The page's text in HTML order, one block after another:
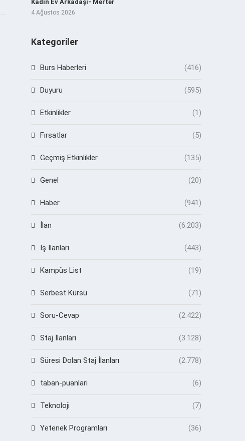
Kadın Ev Arkadaşı- Merter
4 Ağustos 2026
Kategoriler
Burs Haberleri (416)
Duyuru (595)
Etkinlikler (1)
Fırsatlar (5)
Geçmiş Etkinlikler (135)
Genel (20)
Haber (941)
İlan (6.203)
İş İlanları (443)
Kampüs List (19)
Serbest Kürsü (71)
Soru-Cevap (2.422)
Staj İlanları (3.128)
Süresi Dolan Staj İlanları (2.778)
taban-puanlari (6)
Teknoloji (7)
Yetenek Programları (36)